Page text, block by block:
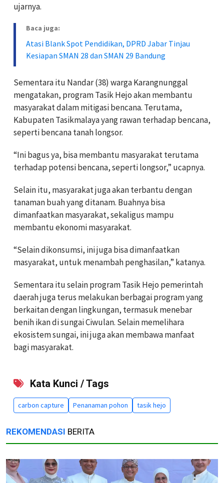
ujarnya.
Baca juga:
Atasi Blank Spot Pendidikan, DPRD Jabar Tinjau
Kesiapan SMAN 28 dan SMAN 29 Bandung
Sementara itu Nandar (38) warga Karangnunggal
mengatakan, program Tasik Hejo akan membantu
masyarakat dalam mitigasi bencana. Terutama,
Kabupaten Tasikmalaya yang rawan terhadap bencana,
seperti bencana tanah longsor.
“Ini bagus ya, bisa membantu masyarakat terutama
terhadap potensi bencana, seperti longsor,” ucapnya.
Selain itu, masyarakat juga akan terbantu dengan
tanaman buah yang ditanam. Buahnya bisa
dimanfaatkan masyarakat, sekaligus mampu
membantu ekonomi masyarakat.
“Selain dikonsumsi, ini juga bisa dimanfaatkan
masyarakat, untuk menambah penghasilan,” katanya.
Sementara itu selain program Tasik Hejo pemerintah
daerah juga terus melakukan berbagai program yang
berkaitan dengan lingkungan, termasuk menebar
benih ikan di sungai Ciwulan. Selain memelihara
ekosistem sungai, ini juga akan membawa manfaat
bagi masyarakat.
Kata Kunci / Tags
carbon capture Penanaman pohon tasik hejo
REKOMENDASI BERITA